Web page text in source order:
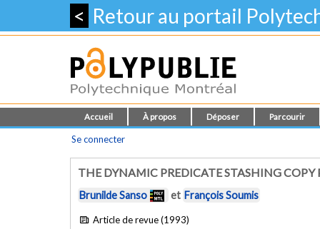
< Retour au portail
Accueil À propos Déposer Parcourir
Se connecter
THE DYNAMIC PREDICATE STASHING COPY
Brunilde Sanso et François Soumis
Article de revue (1993)